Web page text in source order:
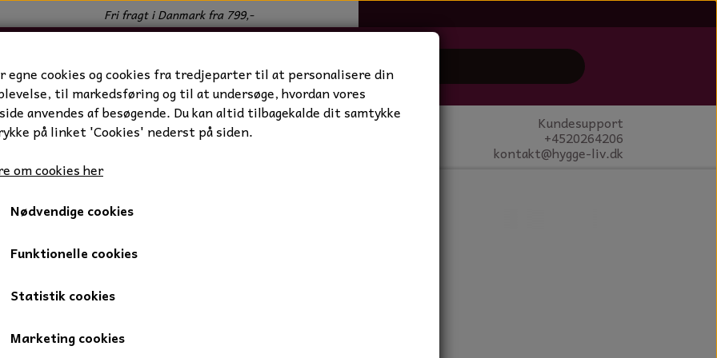
Fri fragt i Danmark fra 799,-
Kundesupport
+4520264206
kontakt@hygge-liv.dk
fad
Serverings fad
229,00 kr.
183,20 kr.
egne cookies og cookies fra tredjeparter til at personalisere din
til markedsføring og til at undersøge, hvordan vores
anvendes af besøgende. Du kan altid tilbagekalde dit samtykke
på linket 'Cookies' nederst på siden.
om cookies her
Nødvendige cookies
Funktionelle cookies
Statistik cookies
Marketing cookies